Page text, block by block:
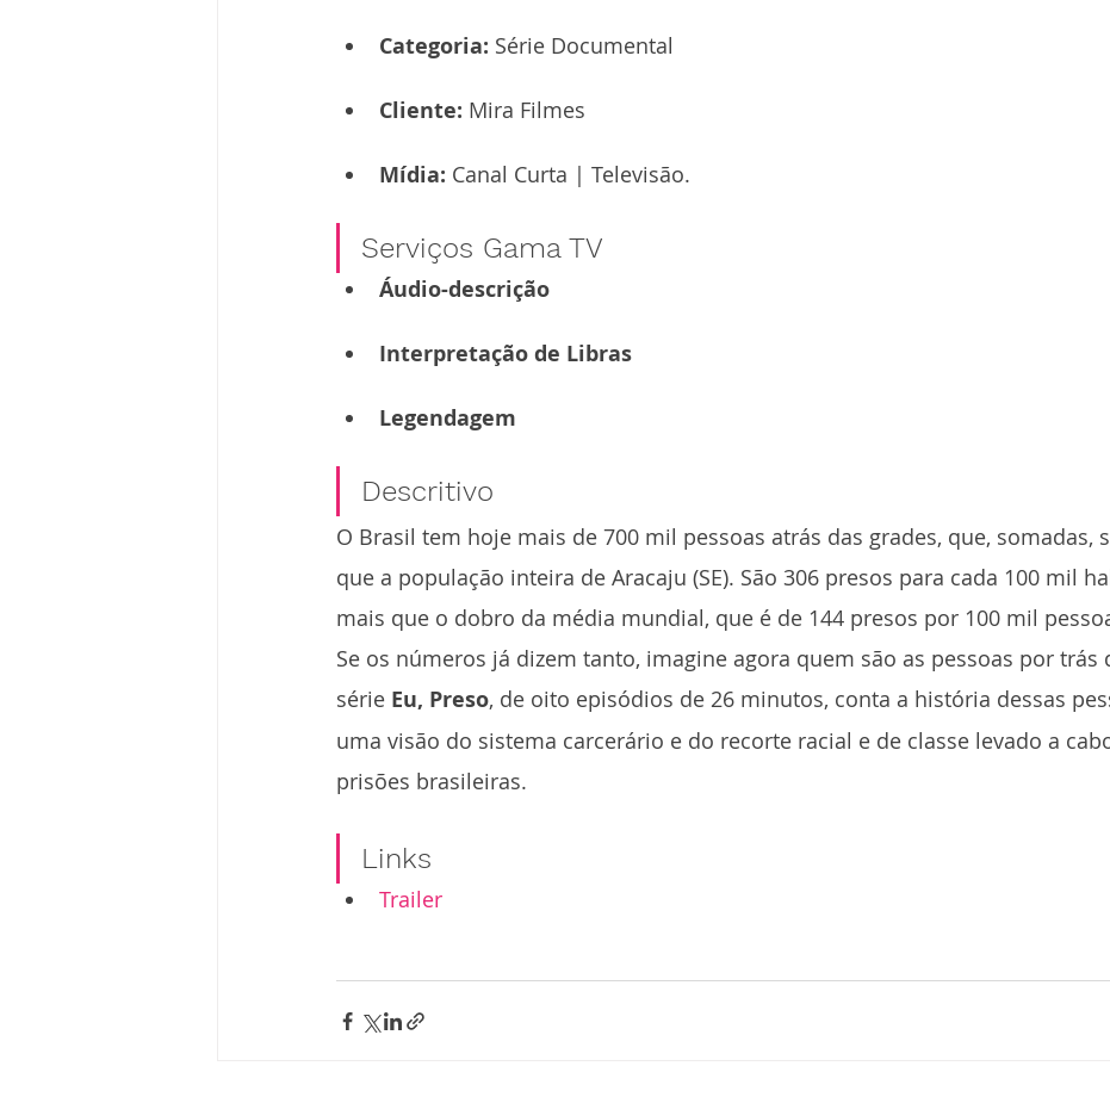
Categoria: Série Documental
Cliente: Mira Filmes
Mídia: Canal Curta | Televisão.
Serviços Gama TV
Áudio-descrição
Interpretação de Libras
Legendagem
Descritivo
O Brasil tem hoje mais de 700 mil pessoas atrás das grades, que, somadas,
que a população inteira de Aracaju (SE). São 306 presos para cada 100 mil
mais que o dobro da média mundial, que é de 144 presos por 100 mil
Se os números já dizem tanto, imagine agora quem são as pessoas por trás
série Eu, Preso, de oito episódios de 26 minutos, conta a história dessas
uma visão do sistema carcerário e do recorte racial e de classe levado a
prisões brasileiras.
Links
Trailer